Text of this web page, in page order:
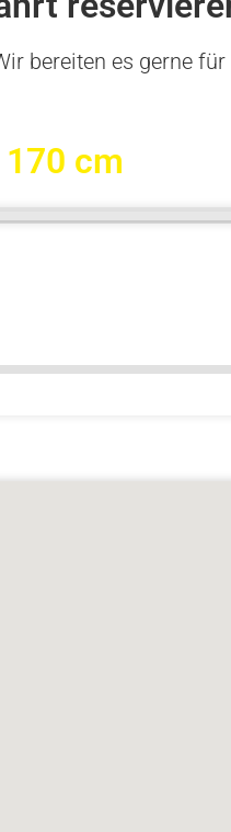
bereiten es gerne
170 cm